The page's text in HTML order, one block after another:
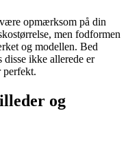
opmærksom på din
men fodformen
og modellen. Bed
ikke allerede er
perfekt.
og